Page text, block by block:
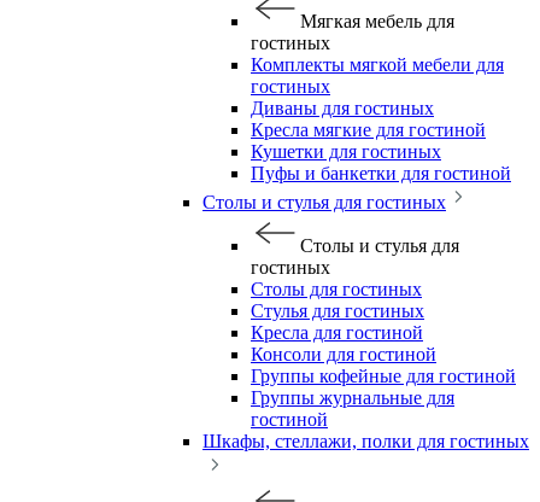
Мягкая мебель для
гостиных
Комплекты мягкой мебели для
гостиных
Диваны для гостиных
Кресла мягкие для гостиной
Кушетки для гостиных
Пуфы и банкетки для гостиной
Столы и стулья для гостиных
Столы и стулья для
гостиных
Столы для гостиных
Стулья для гостиных
Кресла для гостиной
Консоли для гостиной
Группы кофейные для гостиной
Группы журнальные для
гостиной
Шкафы, стеллажи, полки для гостиных